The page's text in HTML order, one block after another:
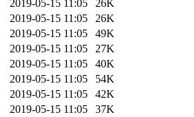
2019-05-15 11:05
26K
2019-05-15 11:05
26K
2019-05-15 11:05
49K
2019-05-15 11:05
27K
2019-05-15 11:05
40K
2019-05-15 11:05
54K
2019-05-15 11:05
42K
2019-05-15 11:05
37K